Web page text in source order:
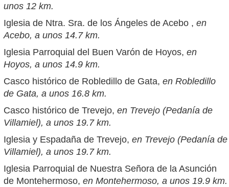
unos 12 km.
Iglesia de Ntra. Sra. de los Ángeles de Acebo , en
Acebo, a unos 14.7 km.
Iglesia Parroquial del Buen Varón de Hoyos, en
Hoyos, a unos 14.9 km.
Casco histórico de Robledillo de Gata, en Robledillo
de Gata, a unos 16.8 km.
Casco histórico de Trevejo, en Trevejo (Pedanía de
Villamiel), a unos 19.7 km.
Iglesia y Espadaña de Trevejo, en Trevejo (Pedanía de
Villamiel), a unos 19.7 km.
Iglesia Parroquial de Nuestra Señora de la Asunción
de Montehermoso, en Montehermoso, a unos 19.9 km.